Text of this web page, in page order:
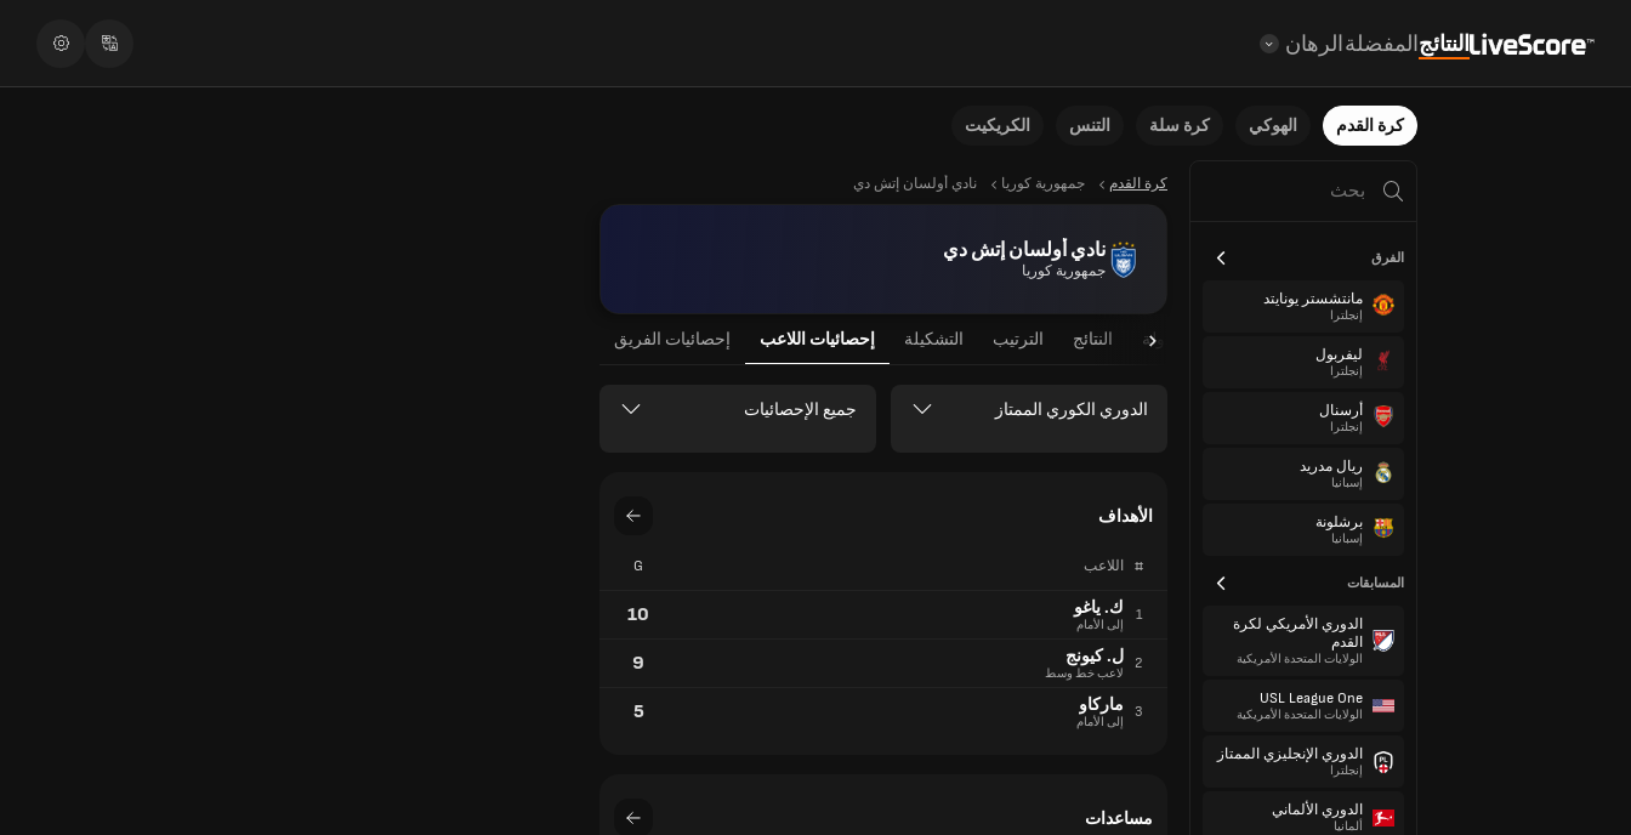
النتائجالمفضلةالرهان
كرة القدم الهوكي كرة سلة التنس الكريكيت
الفرق
مانتشستر يونايتد
إنجلترا
ليفربول
إنجلترا
أرسنال
إنجلترا
ريال مدريد
إسبانيا
برشلونة
إسبانيا
المسابقات
الدوري الأمريكي لكرة
القدم
الولايات المتحدة الأمريكية
USL League One
الولايات المتحدة الأمريكية
الدوري الإنجليزي الممتاز
إنجلترا
الدوري الألماني
ألمانيا
كرة القدم جمهورية كوريا نادي أولسان إتش دي
نادي أولسان إتش دي
جمهورية كوريا
مباريات مجدولة النتائج الترتيب التشكيلة إحصائيات اللاعب إحصائيات الفريق
الدوري الكوري الممتاز جميع الإحصائيات
الأهداف
# اللاعب G
1 ك. ياغو
إلى الأمام 10
2 ل. كيونج
لاعب خط وسط 9
3 ماركاو
إلى الأمام 5
مساعدات